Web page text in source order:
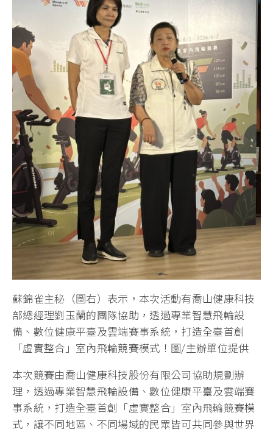
蘇錦雀主秘（圖右）表示，本次活動有喬山健康科技
部總經理劉玉蘭的團隊協助，透過專業智慧飛輪設
備、數位健康平臺及雲端賽事系統，打造全臺首創
「虛實整合」室內飛輪競賽模式！圖/主辦單位提供
本次競賽由喬山健康科技股份有限公司協助規劃辦
理，透過專業智慧飛輪設備、數位健康平臺及雲端賽
事系統，打造全臺首創「虛實整合」室內飛輪競賽模
式，讓不同地區、不同場域的民眾皆可共同參與世界